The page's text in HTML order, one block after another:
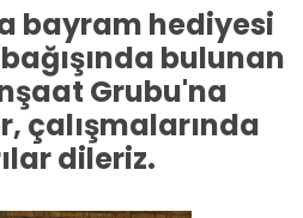
bayram hediyesi
bulunan
Grubu'na
çalışmalarında
dileriz.